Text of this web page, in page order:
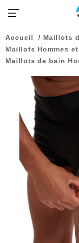
Accueil
Maillots
Maillots Hommes
Maillots de bain